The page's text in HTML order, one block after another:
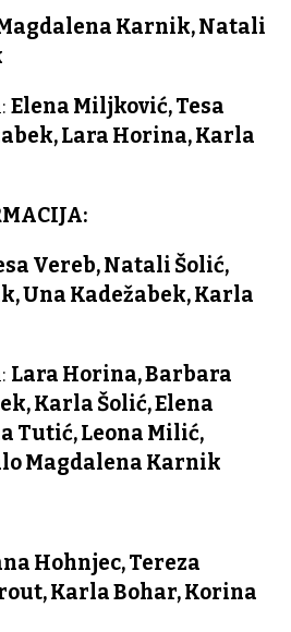
Karnik, Natali
Elena Miljković, Tesa
Lara Horina, Karla
Vereb, Natali Šolić,
Una Kadežabek, Karla
Lara Horina, Barbara
Karla Šolić, Elena
Tutić, Leona Milić,
Magdalena Karnik
Hohnjec, Tereza
Karla Bohar, Korina